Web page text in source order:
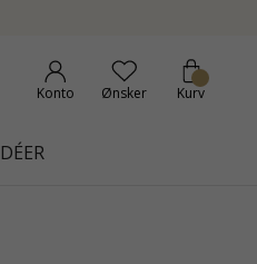
Konto Ønsker Kurv